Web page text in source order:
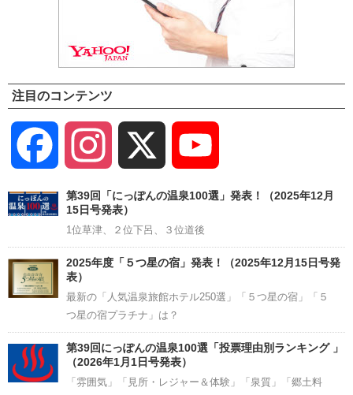
注目のコンテンツ
Facebook Instagram
Channel
第39回「にっぽんの温泉100選」発表！（2025年12月
15日号発表）
1位草津、２位下呂、３位道後
2025年度「５つ星の宿」発表！（2025年12月15日号発
表）
最新の「人気温泉旅館ホテル250選」「５つ星の宿」「５
つ星の宿プラチナ」は？
第39回にっぽんの温泉100選「投票理由別ランキング 」
（2026年1月1日号発表）
「雰囲気」「見所・レジャー＆体験」「泉質」「郷土料